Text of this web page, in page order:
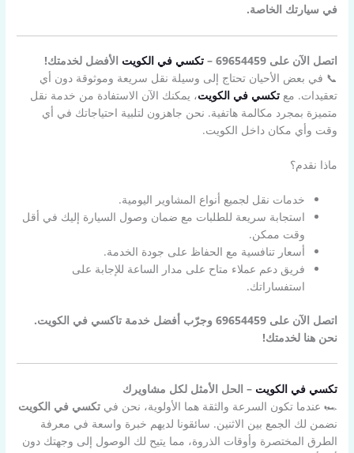
في سيارتك الخاصة.
اتصل الآن على 69654459 – تكسي في الكويت الأفضل لخدمتك!
📞 في بعض الأحيان تحتاج إلى وسيلة نقل سريعة وموثوقة دون أي
تعقيدات. معتكسي في الكويت، يمكنك الآن الاستفادة من خدمة نقل
متميزة بمجرد مكالمة هاتفية. نحن جاهزون لتلبية احتياجاتك في أي
وقت وأي مكان داخل الكويت.
ماذا نقدم؟
خدمات نقل لجميع أنواع المشاوير اليومية.
استجابة سريعة للطلبات مع ضمان وصول السيارة إليك في أقل
وقت ممكن.
أسعار تنافسية مع الحفاظ على جودة الخدمة.
فريق دعم عملاء متاح على مدار الساعة للإجابة على
استفساراتك.
اتصل الآن على 69654459 وجرّب أفضل خدمة تاكسي في الكويت.
نحن هنا لخدمتك!
تكسي في الكويت – الحل الأمثل لكل مشاويرك
🏎️ عندما تكون السرعة والثقة هما الأولوية، نحن فيتكسي في الكويت
نضمن لك الجمع بين الاثنين. سائقونا لديهم خبرة واسعة في معرفة
الطرق المختصرة وأوقات الذروة، مما يتيح لك الوصول إلى وجهتك دون